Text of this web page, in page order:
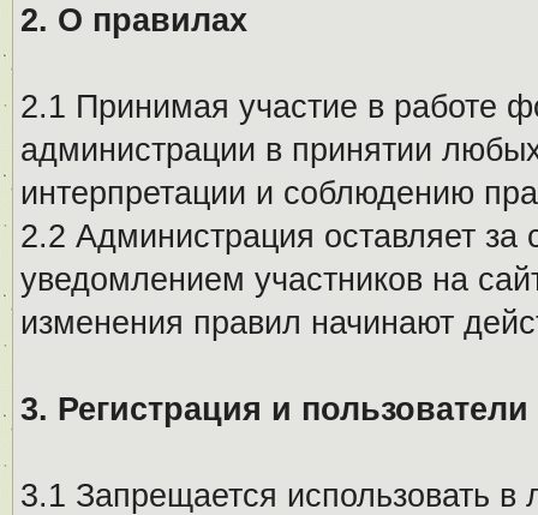
2. О правилах
2.1 Принимая участие в работе
администрации в принятии
интерпретации и соблюдению
2.2 Администрация оставляет
уведомлением участников на
изменения правил начинают
3. Регистрация и пользователи
3.1 Запрещается использовать